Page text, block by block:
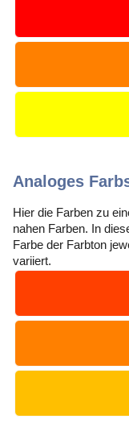
Analoges
Hier die Farben zu
nahen Farben. In
Farbe der Farbton
variiert.